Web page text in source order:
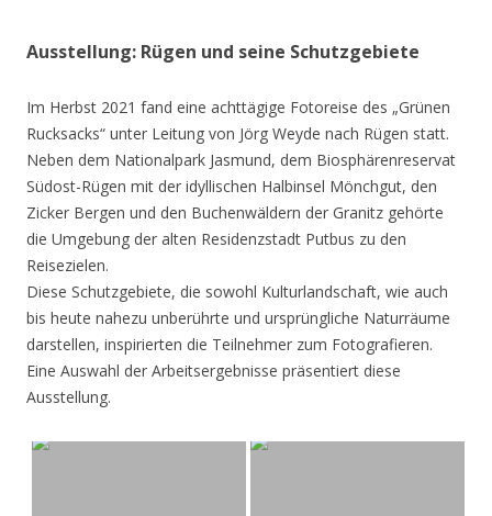
Ausstellung: Rügen und seine Schutzgebiete
Im Herbst 2021 fand eine achttägige Fotoreise des „Grünen
Rucksacks“ unter Leitung von Jörg Weyde nach Rügen statt.
Neben dem Nationalpark Jasmund, dem Biosphärenreservat
Südost-Rügen mit der idyllischen Halbinsel Mönchgut, den
Zicker Bergen und den Buchenwäldern der Granitz gehörte
die Umgebung der alten Residenzstadt Putbus zu den
Reisezielen.
Diese Schutzgebiete, die sowohl Kulturlandschaft, wie auch
bis heute nahezu unberührte und ursprüngliche Naturräume
darstellen, inspirierten die Teilnehmer zum Fotografieren.
Eine Auswahl der Arbeitsergebnisse präsentiert diese
Ausstellung.